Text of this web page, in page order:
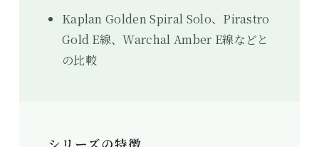
Kaplan Golden Spiral Solo、Pirastro
Gold E線、Warchal Amber E線などと
の比較